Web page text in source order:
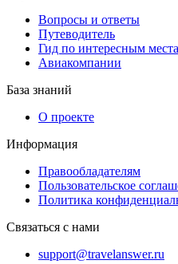
Вопросы и ответы
Путеводитель
Гид по интересным
Авиакомпании
База знаний
О проекте
Информация
Правообладателям
Пользовательское
Политика
Связаться с нами
support@travelanswer.ru